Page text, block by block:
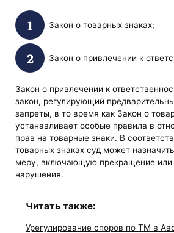
Закон о товарных знаках;
Закон о привлечении к
Закон о привлечении к
закон, регулирующий
запреты, в то время как Закон о
устанавливает особые правила в
прав на товарные знаки. В
товарных знаках суд может
меру, включающую прекращение или
нарушения.
Читать также:
Урегулирование споров по ТМ в